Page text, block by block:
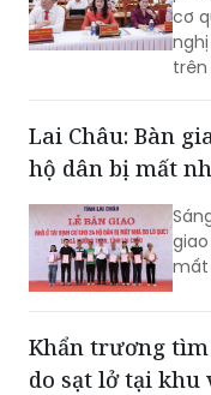
cơ
Lai Châu: Bàn
hộ dân bị mất
mất
Khẩn trương
do sạt lở tại khu